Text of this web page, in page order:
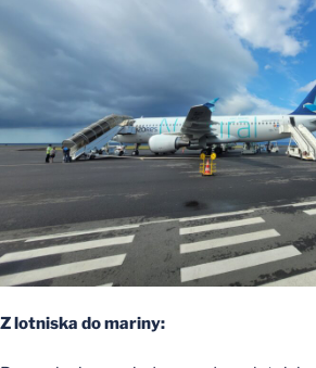
Z lotniska do mariny: